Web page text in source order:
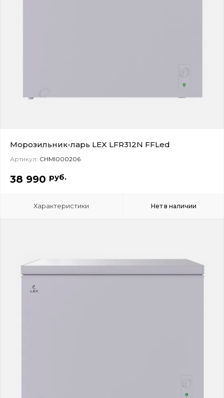
Морозильник-ларь LEX LFR312N FFLed
Артикул: CHMI000206
38 990 руб.
Характеристики Нет в наличии